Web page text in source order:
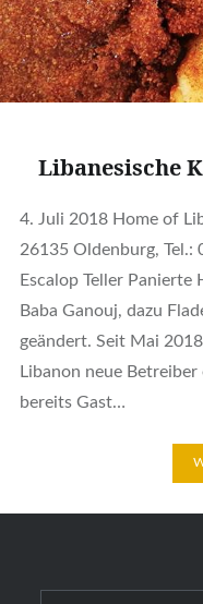
Libanesische
4. Juli 2018 Home of
26135 Oldenburg, Tel.:
Escalop Teller Panierte
Baba Ganouj, dazu
geändert. Seit Mai
Libanon neue
bereits Gast…